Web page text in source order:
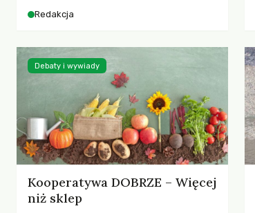
pełną mobilizację, ponieważ projekt
rozwiązania dla przyrody i zwierząt,
radykalnie zmieniając dotychczasowy
paradygmat funkcjonowania łowiectwa w
Polsce.
Redakcja
Kooperatywa DOBRZE – Więcej
niż sklep
Debaty i wywiady